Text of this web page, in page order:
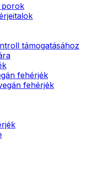
porok
támogatásához
fehérjék
fehérjék